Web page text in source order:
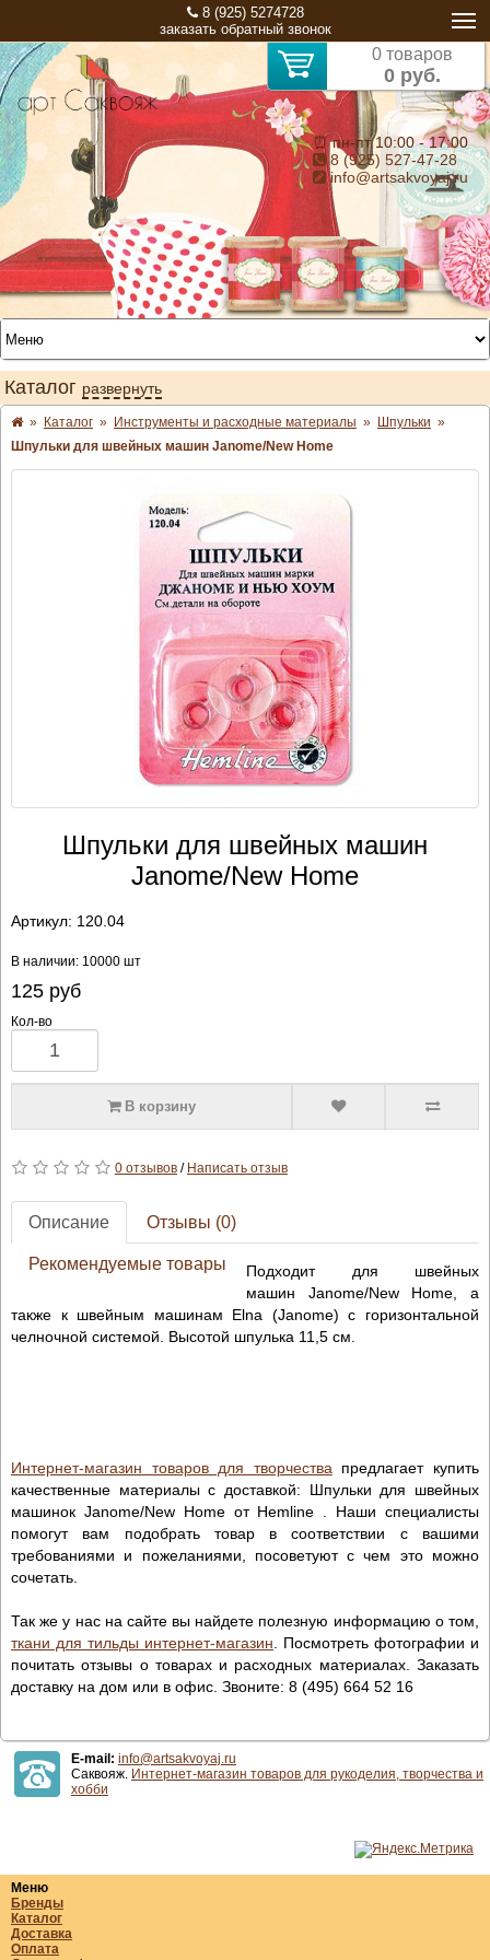
8 (925) 5274728
заказать обратный звонок
0 товаров
0 руб.
⏰ пн-пт 10:00 - 17:00
8 (925) 527-47-28
info@artsakvoyaj.ru
Каталог развернуть
» Каталог » Инструменты и расходные материалы » Шпульки »
Шпульки для швейных машин Janome/New Home
Шпульки для швейных машин
Janome/New Home
Артикул: 120.04
В наличии: 10000 шт
125руб
Кол-во
В корзину
0 отзывов/ Написать отзыв
Описание Отзывы (0)
Рекомендуемые товары
Подходит для швейных
машин Janome/New Home , а
также к швейным машинам
Elna (Janome) с горизонтальной
челночной системой. Высотой шпулька 11,5 см.
Интернет-магазин товаров для творчества предлагает купить
качественные материалы с доставкой: Шпульки для швейных
машинок Janome/New Home от Hemline . Наши специалисты
помогут вам подобрать товар в соответствии с вашими
требованиями и пожеланиями, посоветуют с чем это можно
сочетать.
Так же у нас на сайте вы найдете полезную информацию о том,
ткани для тильды интернет-магазин . Посмотреть фотографии и
почитать отзывы о товарах и расходных материалах. Заказать
доставку на дом или в офис. Звоните: 8 (495) 664 52 16
E-mail: info@artsakvoyaj.ru
Саквояж. Интернет-магазин товаров для рукоделия, творчества и
хобби
Меню
Бренды
Каталог
Доставка
Оплата